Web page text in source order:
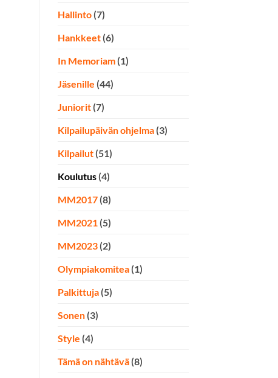
Hallinto(7)
Hankkeet(6)
In Memoriam(1)
Jäsenille (44)
Juniorit(7)
Kilpailupäivän ohjelma(3)
Kilpailut(51)
Koulutus(4)
MM2017(8)
MM2021(5)
MM2023(2)
Olympiakomitea(1)
Palkittuja(5)
Sonen(3)
Style (4)
Tämä on nähtävä(8)